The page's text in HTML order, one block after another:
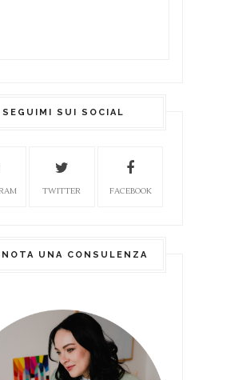
SEGUIMI SUI SOCIAL
TWITTER FACEBOOK
UNA CONSULENZA